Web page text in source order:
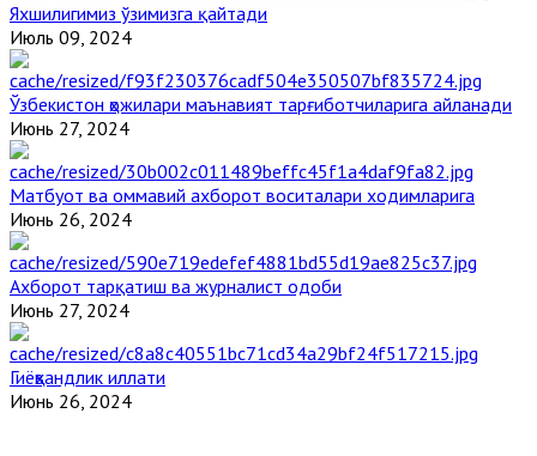
Яхшилигимиз ўзимизга қайтади
Июль 09, 2024
Ўзбекистон ҳожилари маънавият тарғиботчиларига айланади
Июнь 27, 2024
Матбуот ва оммавий ахборот воситалари ходимларига
Июнь 26, 2024
Ахборот тарқатиш ва журналист одоби
Июнь 27, 2024
Гиёҳвандлик иллати
Июнь 26, 2024